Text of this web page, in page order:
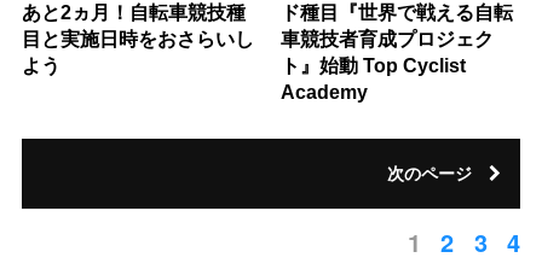
あと2ヵ月！自転車競技種
目と実施日時をおさらいし
よう
ド種目『世界で戦える自転
車競技者育成プロジェク
ト』始動 Top Cyclist
Academy
次のページ
1 2 3 4